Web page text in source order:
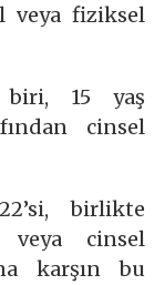
veya fiziksel
biri, 15 yaş
cinsel
birlikte
veya cinsel
karşın bu